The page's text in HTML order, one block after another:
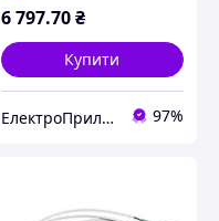
6 797.70₴
Купити
ЕлектроПриладТехСервіс 97%